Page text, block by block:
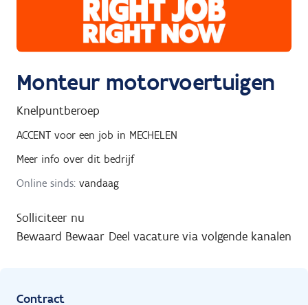
a
r
Monteur motorvoertuigen
Knelpuntberoep
ACCENT voor een job in MECHELEN
Meer info over dit bedrijf
Online sinds: vandaag
Solliciteer nu
Bewaard Bewaar Deel vacature via volgende kanalen
Contract